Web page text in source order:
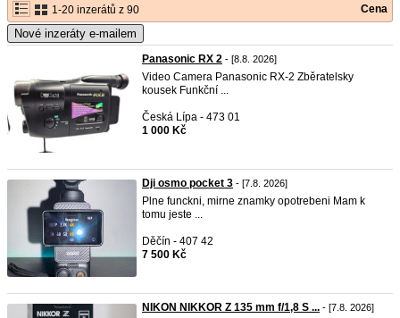
1-20 inzerátů z 90 Cena
Nové inzeráty e-mailem
Panasonic RX 2 - [8.8. 2026]
Video Camera Panasonic RX-2 Zběratelsky
kousek Funkční ...
Česká Lípa - 473 01
1 000 Kč
Dji osmo pocket 3 - [7.8. 2026]
Plne funckni, mirne znamky opotrebeni Mam k
tomu jeste ...
Děčín - 407 42
7 500 Kč
NIKON NIKKOR Z 135 mm f/1,8 S ... - [7.8. 2026]